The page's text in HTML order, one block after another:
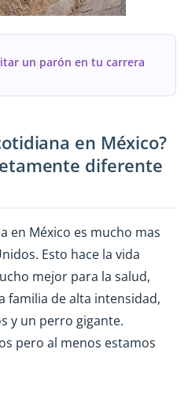
un parón en tu carrera
en México?
diferente
en México es mucho mas
Esto hace la vida
mejor para la salud,
familia de alta intensidad,
y un perro gigante.
pero al menos estamos